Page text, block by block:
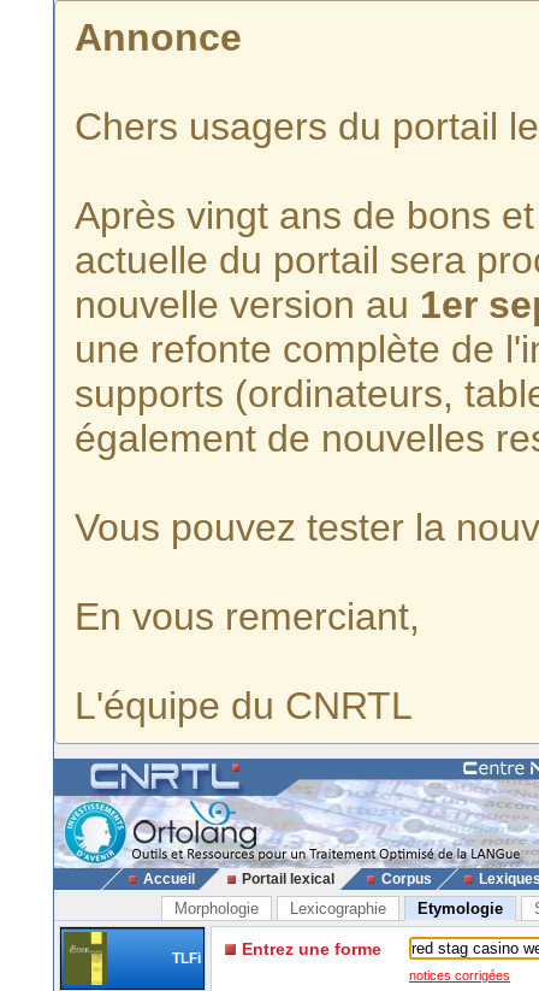
Annonce
Chers usagers du portail
Après vingt ans de bons
actuelle du portail sera
nouvelle version au 1er
une refonte complète de
supports (ordinateurs,
également de nouvelles
Vous pouvez tester la
En vous remerciant,
L'équipe du CNRTL
Accueil Portail lexical Corpus
Morphologie Lexicographie Etymologie
TLFi Entrez une forme
notices corrigées